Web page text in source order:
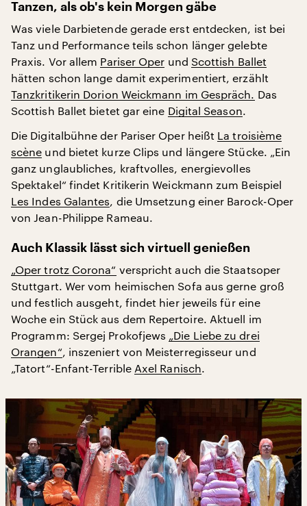
Tanzen, als ob's kein Morgen gäbe
Was viele Darbietende gerade erst entdecken, ist bei
Tanz und Performance teils schon länger gelebte
Praxis. Vor allem Pariser Oper und Scottish Ballet
hätten schon lange damit experimentiert, erzählt
Tanzkritikerin Dorion Weickmann im Gespräch. Das
Scottish Ballet bietet gar eine Digital Season.
Die Digitalbühne der Pariser Oper heißt La troisième
scène und bietet kurze Clips und längere Stücke. „Ein
ganz unglaubliches, kraftvolles, energievolles
Spektakel“ findet Kritikerin Weickmann zum Beispiel
Les Indes Galantes, die Umsetzung einer Barock-Oper
von Jean-Philippe Rameau.
Auch Klassik lässt sich virtuell genießen
„Oper trotz Corona“ verspricht auch die Staatsoper
Stuttgart. Wer vom heimischen Sofa aus gerne groß
und festlich ausgeht, findet hier jeweils für eine
Woche ein Stück aus dem Repertoire. Aktuell im
Programm: Sergej Prokofjews „Die Liebe zu drei
Orangen“, inszeniert von Meisterregisseur und
„Tatort“-Enfant-Terrible Axel Ranisch.